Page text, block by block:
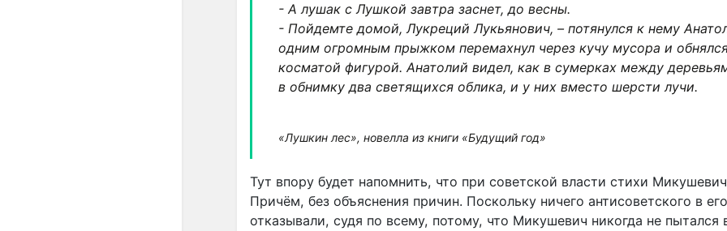
- А лушак с Лушкой завтра заснет, до весны.
- Пойдемте домой, Лукреций Лукьянович, – потянулся к нему
одним огромным прыжком перемахнул через кучу мусора и
косматой фигурой. Анатолий видел, как в сумерках между
в обнимку два светящихся облика, и у них вместо шерсти лучи.
«Лушкин лес», новелла из книги «Будущий год»
Тут впору будет напомнить, что при советской власти стихи
Причём, без объяснения причин. Поскольку ничего антисоветского в
отказывали, судя по всему, потому, что Микушевич никогда не пытался